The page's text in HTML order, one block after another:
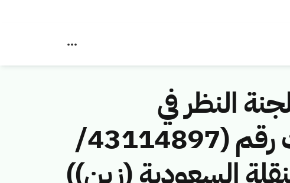
النظر في
مخالفات نظام الاتصالات وتقنية المعلومات رقم (43114897/